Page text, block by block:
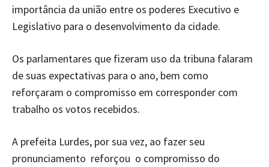
importância da união entre os poderes Executivo e
Legislativo para o desenvolvimento da cidade.
Os parlamentares que fizeram uso da tribuna falaram
de suas expectativas para o ano, bem como
reforçaram o compromisso em corresponder com
trabalho os votos recebidos.
A prefeita Lurdes, por sua vez, ao fazer seu
pronunciamento reforçou o compromisso do